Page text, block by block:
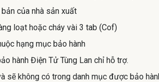
của nhà sản xuất
loạt hoặc cháy vài 3 tab (Cof)
hạng mục bảo hành
hành Điện Tử Tùng Lan chỉ hỗ trợ.
sẽ không có trong danh mục được bảo